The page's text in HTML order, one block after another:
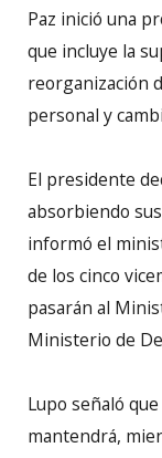
Paz inició una
que incluye la
reorganización
personal y
El presidente
absorbiendo
informó el
de los cinco
pasarán al
Ministerio de
Lupo señaló
mantendrá,